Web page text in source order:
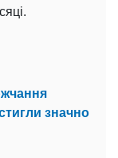
значно